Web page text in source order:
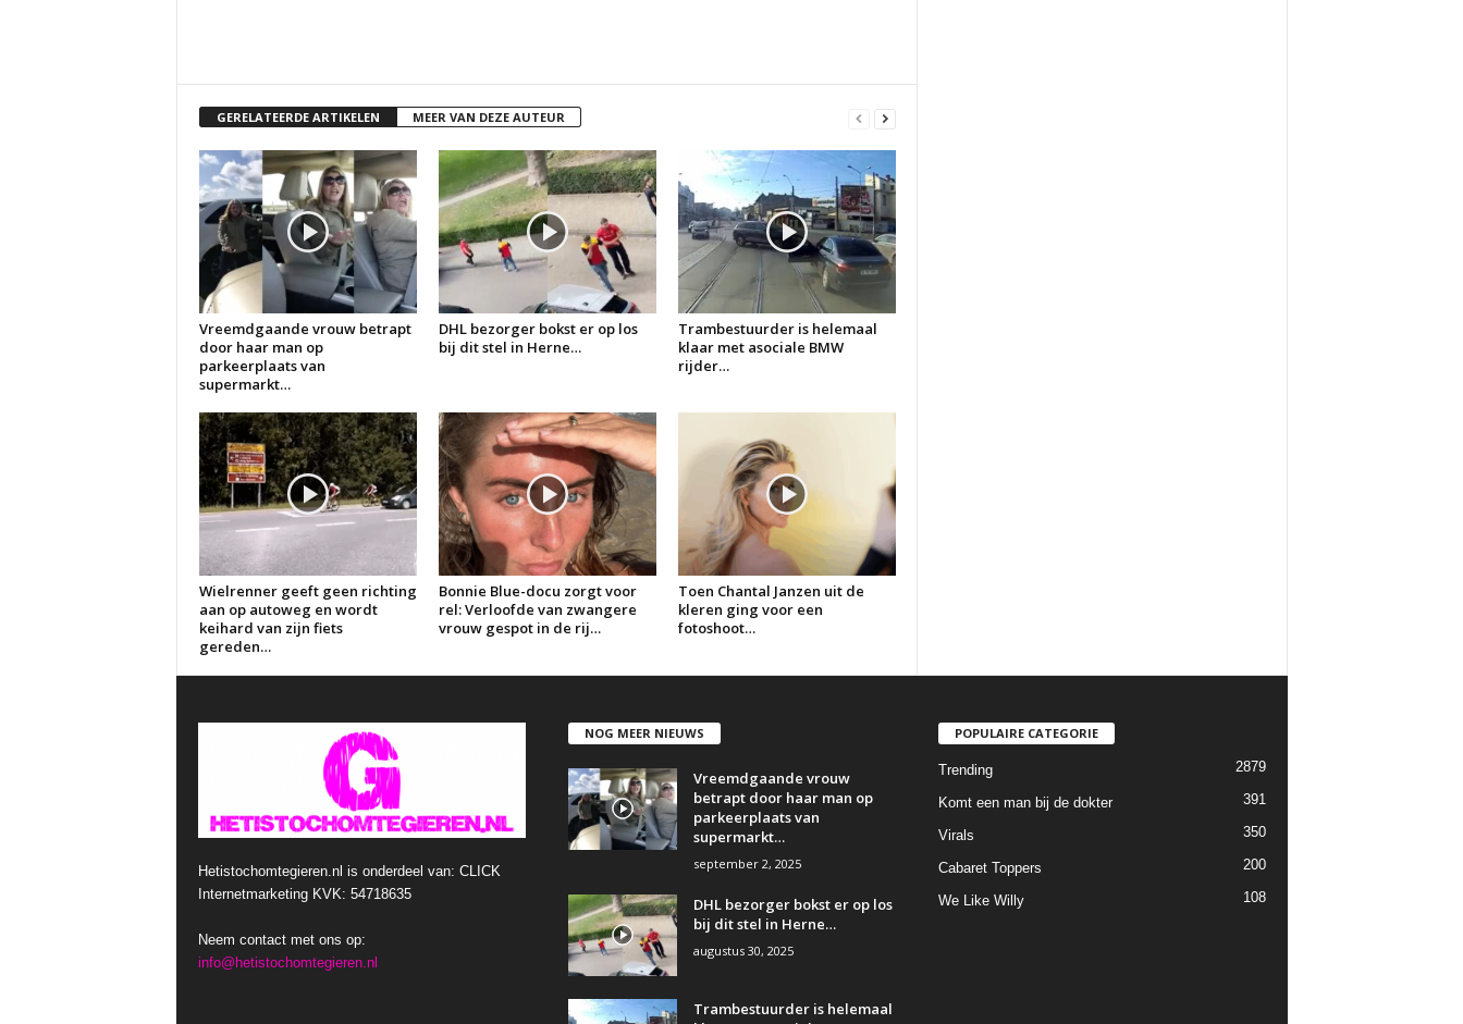
GERELATEERDE ARTIKELEN MEER VAN DEZE AUTEUR
Vreemdgaande vrouw betrapt
door haar man op
parkeerplaats van
supermarkt…
DHL bezorger bokst er op los
bij dit stel in Herne…
Trambestuurder is helemaal
klaar met asociale BMW
rijder…
Wielrenner geeft geen richting
aan op autoweg en wordt
keihard van zijn fiets
gereden…
Bonnie Blue-docu zorgt voor
rel: Verloofde van zwangere
vrouw gespot in de rij…
Toen Chantal Janzen uit de
kleren ging voor een
fotoshoot…
Hetistochomtegieren.nl is onderdeel van: CLICK
Internetmarketing KVK: 54718635
Neem contact met ons op:
info@hetistochomtegieren.nl
NOG MEER NIEUWS
Vreemdgaande vrouw
betrapt door haar man op
parkeerplaats van
supermarkt…
september 2, 2025
DHL bezorger bokst er op los
bij dit stel in Herne…
augustus 30, 2025
Trambestuurder is helemaal
POPULAIRE CATEGORIE
Trending 2879
Komt een man bij de dokter 391
Virals 350
Cabaret Toppers 200
We Like Willy 108